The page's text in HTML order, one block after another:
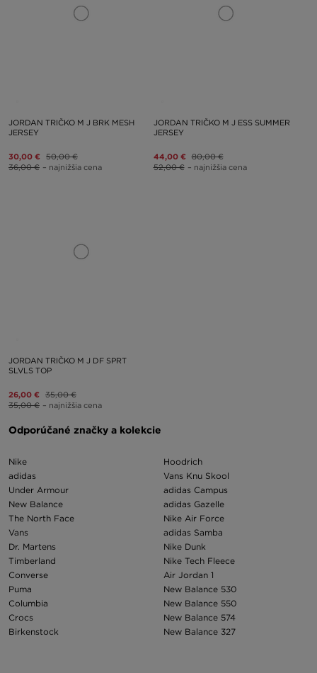
JORDAN TRIČKO M J BRK MESH
JERSEY
30,00 € 50,00 €
36,00 € – najnižšia cena
JORDAN TRIČKO M J ESS SUMMER
JERSEY
44,00 € 80,00 €
52,00 € – najnižšia cena
JORDAN TRIČKO M J DF SPRT
SLVLS TOP
26,00 € 35,00 €
35,00 € – najnižšia cena
Odporúčané značky a kolekcie
Nike
adidas
Under Armour
New Balance
The North Face
Vans
Dr. Martens
Timberland
Converse
Puma
Columbia
Crocs
Birkenstock
Hoodrich
Vans Knu Skool
adidas Campus
adidas Gazelle
Nike Air Force
adidas Samba
Nike Dunk
Nike Tech Fleece
Air Jordan 1
New Balance 530
New Balance 550
New Balance 574
New Balance 327